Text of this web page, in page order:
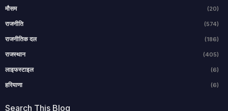
मौसम (20)
राजनीति (574)
राजनीतिक दल (186)
राजस्थान (405)
लाइफस्टाइल (6)
हरियाणा (6)
Search This Blog